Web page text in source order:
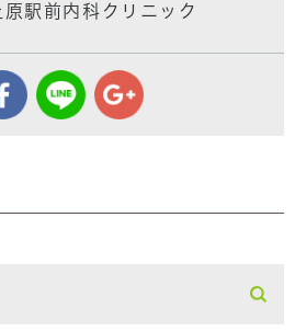
駅前内科クリニック